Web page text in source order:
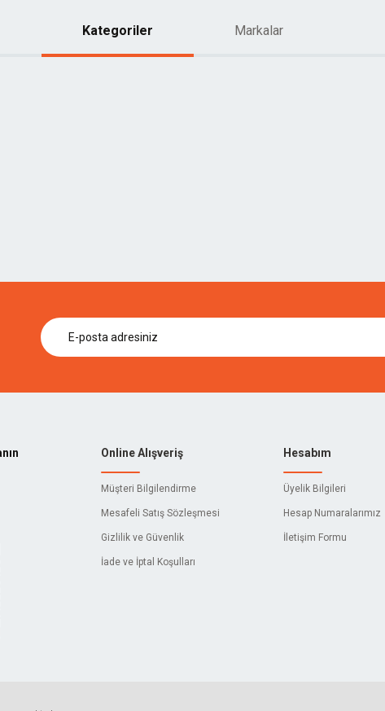
Kategoriler Markalar
Online Alışveriş
Müşteri Bilgilendirme
Mesafeli Satış Sözleşmesi
Gizlilik ve Güvenlik
İade ve İptal Koşulları
Hesabım
Üyelik Bilgileri
Hesap Numaralarımız
İletişim Formu